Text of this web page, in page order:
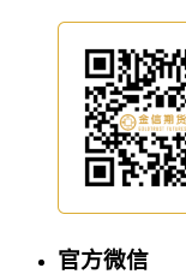
官方微信